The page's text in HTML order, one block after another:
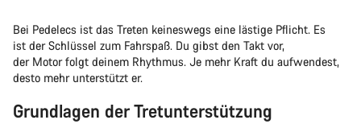
Bei Pedelecs ist das Treten keineswegs eine lästige Pflicht. Es
ist der Schlüssel zum Fahrspaß. Du gibst den Takt vor,
der Motor folgt deinem Rhythmus. Je mehr Kraft du aufwendest,
desto mehr unterstützt er.
Grundlagen der Tretunterstützung